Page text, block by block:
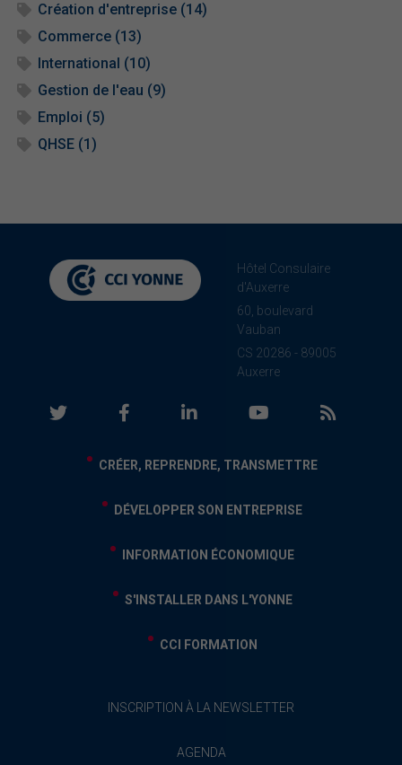
Création d'entreprise (14)
Commerce (13)
International (10)
Gestion de l'eau (9)
Emploi (5)
QHSE (1)
Hôtel Consulaire
d'Auxerre
60, boulevard
Vauban
CS 20286 - 89005
Auxerre
CRÉER, REPRENDRE, TRANSMETTRE
DÉVELOPPER SON ENTREPRISE
INFORMATION ÉCONOMIQUE
S'INSTALLER DANS L'YONNE
CCI FORMATION
INSCRIPTION À LA NEWSLETTER
AGENDA